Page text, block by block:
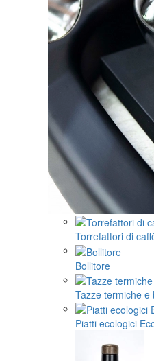
Torrefattori di
Bollitore
Tazze termiche
Piatti ecologici